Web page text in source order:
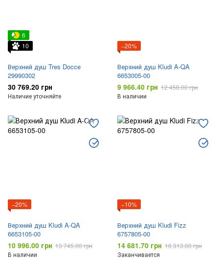
6
10
Верхний душ Tres Docce
29990302
30 769.20 грн
Наличие уточняйте
−20%
Верхний душ Kludi A-QA
6653005-00
9 966.40 грн 12 458.00 грн
В наличии
−20%
Верхний душ Kludi A-QA
6653105-00
10 996.00 грн 13 745.00 грн
В наличии
−10%
Верхний душ Kludi Fizz
6757805-00
14 681.70 грн 16 313.00 грн
Заканчивается